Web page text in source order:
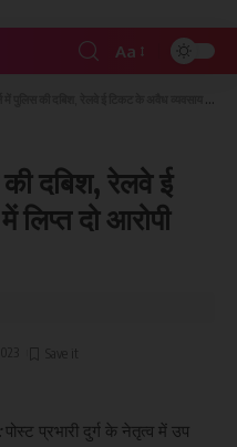
Aa
दबिश, रेलवे ई
दो आरोपी
पोस्ट प्रभारी दुर्ग के नेतृत्व में उप